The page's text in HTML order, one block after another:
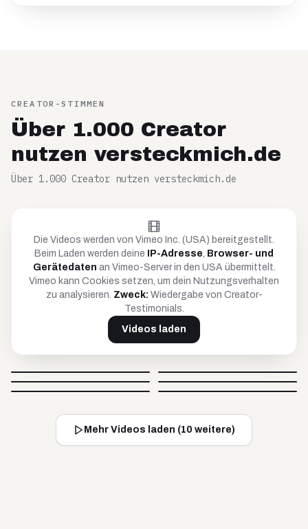
CREATOR-STIMMEN
Über 1.000 Creator
nutzen versteckmich.de
Über 1.000 Creator nutzen versteckmich.de
Die Videos werden von Vimeo Inc. (USA) bereitgestellt.
Beim Laden werden deine
IP-Adresse, Browser- und
Gerätedaten an Vimeo-Server in den USA übermittelt.
Vimeo kann Cookies setzen, um dein Nutzungsverhalten
zu analysieren. Zweck: Wiedergabe von Creator-
Testimonials.
Videos laden
Video blockiert Video blockiert
Video blockiert Video blockiert
Mehr Videos laden (10 weitere)